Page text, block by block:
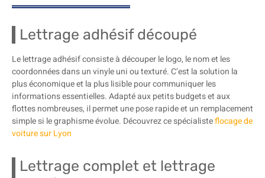
Lettrage adhésif découpé
Le lettrage adhésif consiste à découper le logo, le nom et les
coordonnées dans un vinyle uni ou texturé. C’est la solution la
plus économique et la plus lisible pour communiquer les
informations essentielles. Adapté aux petits budgets et aux
flottes nombreuses, il permet une pose rapide et un remplacement
simple si le graphisme évolue. Découvrez ce spécialisteflocage de
voiture sur Lyon
Lettrage complet et lettrage